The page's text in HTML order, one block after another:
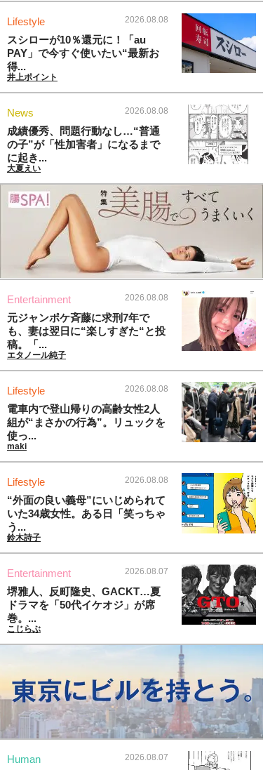
Lifestyle 2026.08.08
スシローが10％還元に！「au
PAY」で今すぐ使いたい“最新お
得...
井上ポイント
News 2026.08.08
成績優秀、問題行動なし…“普通
の子”が「性加害者」になるまで
に起き...
大夏えい
Entertainment 2026.08.08
元ジャンポケ斉藤に求刑7年で
も、妻は翌日に“楽しすぎた“と投
稿。「...
エタノール純子
Lifestyle 2026.08.08
電車内で登山帰りの高齢女性2人
組が“まさかの行為”。リュックを
使っ...
maki
Lifestyle 2026.08.08
“外面の良い義母”にいじめられて
いた34歳女性。ある日「笑っちゃ
う...
鈴木詩子
Entertainment 2026.08.07
堺雅人、反町隆史、GACKT…夏
ドラマを「50代イケオジ」が席
巻。...
こじらぶ
Human 2026.08.07